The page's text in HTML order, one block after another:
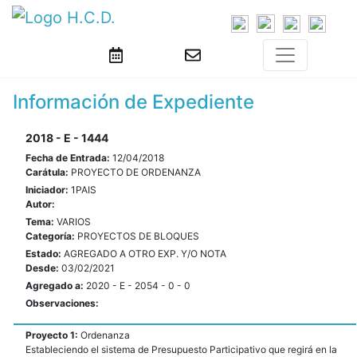
Información de Expediente
2018 - E - 1444
Fecha de Entrada: 12/04/2018
Carátula: PROYECTO DE ORDENANZA
Iniciador: 1PAIS
Autor:
Tema: VARIOS
Categoría: PROYECTOS DE BLOQUES
Estado: AGREGADO A OTRO EXP. Y/O NOTA
Desde: 03/02/2021
Agregado a: 2020 - E - 2054 - 0 - 0
Observaciones:
Proyecto 1: Ordenanza
Estableciendo el sistema de Presupuesto Participativo que regirá en la